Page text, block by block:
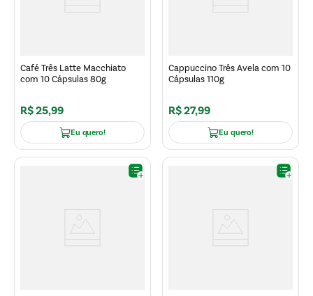
Café Três Latte Macchiato
com 10 Cápsulas 80g
R$25,99
Eu quero!
Cappuccino Três Avela com 10
Cápsulas 110g
R$27,99
Eu quero!